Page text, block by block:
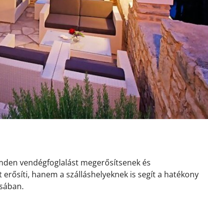
vendégfoglalást megerősítsenek és
hanem a szálláshelyeknek is segít a hatékony